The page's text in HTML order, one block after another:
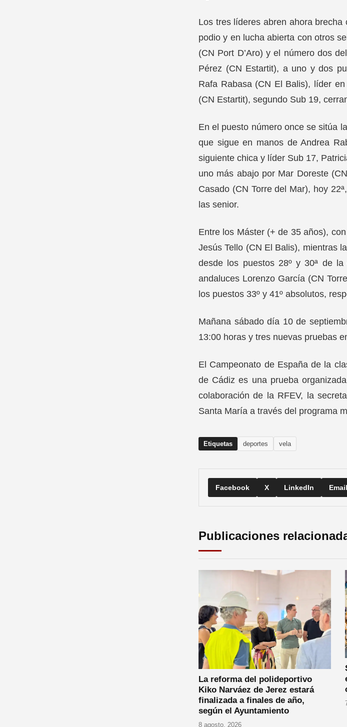
Los tres líderes abren ahora
podio y en lucha abierta con otros
(CN Port D’Aro) y el número dos
Pérez (CN Estartit), a uno y dos
Rafa Rabasa (CN El Balis), líder
(CN Estartit), segundo Sub 19,
En el puesto número once se sitúa
que sigue en manos de Andrea
siguiente chica y líder Sub 17,
uno más abajo por Mar Doreste
Casado (CN Torre del Mar), hoy
las senior.
Entre los Máster (+ de 35 años),
Jesús Tello (CN El Balis), mientras
desde los puestos 28º y 30ª de
andaluces Lorenzo García (CN
los puestos 33º y 41º absolutos,
Mañana sábado día 10 de
13:00 horas y tres nuevas pruebas
El Campeonato de España de la
de Cádiz es una prueba
colaboración de la RFEV, la
Santa María a través del programa
Etiquetas deportes vela
Facebook X LinkedIn Email
Publicaciones
La reforma del polideportivo
Kiko Narváez de Jerez estará
finalizada a finales de año,
según el Ayuntamiento
8 agosto, 2026